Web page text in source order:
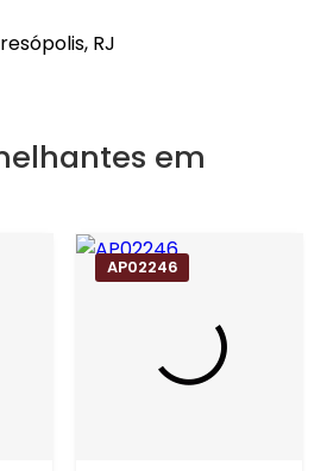
RJ
em
AP02246